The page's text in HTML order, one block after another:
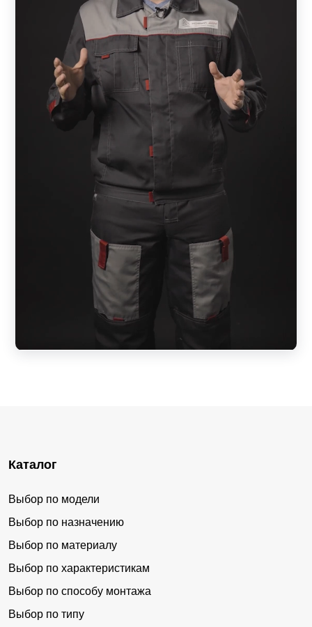
Каталог
Выбор по модели
Выбор по назначению
Выбор по материалу
Выбор по характеристикам
Выбор по способу монтажа
Выбор по типу